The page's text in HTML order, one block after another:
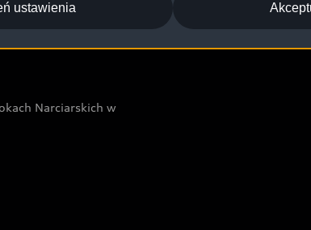
w Warszawie
Narciarskich w
ustawienia